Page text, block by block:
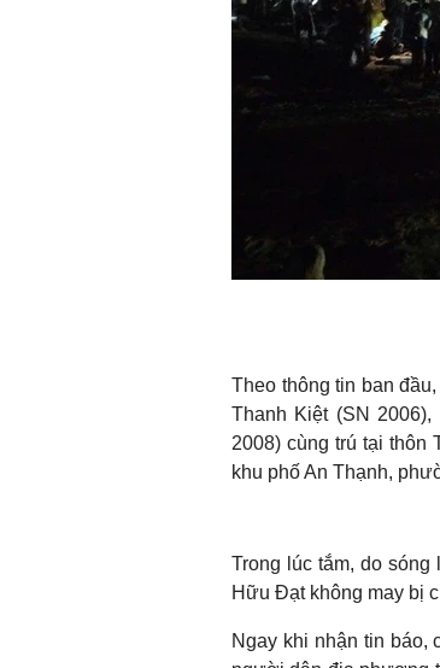
Theo thông tin ban
Thanh Kiệt (SN
2008) cùng trú tại thôn
khu phố An Thạnh,
Trong lúc tắm, do
Hữu Đạt không may bị
Ngay khi nhận tin